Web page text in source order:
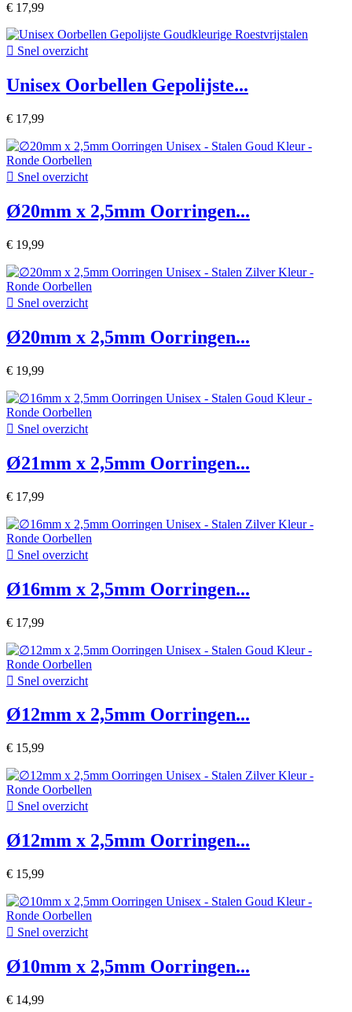
€ 17,99
 Snel overzicht
Unisex Oorbellen Gepolijste...
€ 17,99
 Snel overzicht
Ø20mm x 2,5mm Oorringen...
€ 19,99
 Snel overzicht
Ø20mm x 2,5mm Oorringen...
€ 19,99
 Snel overzicht
Ø21mm x 2,5mm Oorringen...
€ 17,99
 Snel overzicht
Ø16mm x 2,5mm Oorringen...
€ 17,99
 Snel overzicht
Ø12mm x 2,5mm Oorringen...
€ 15,99
 Snel overzicht
Ø12mm x 2,5mm Oorringen...
€ 15,99
 Snel overzicht
Ø10mm x 2,5mm Oorringen...
€ 14,99